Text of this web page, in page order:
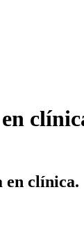
en clínica.